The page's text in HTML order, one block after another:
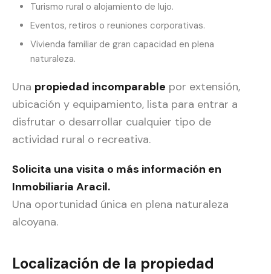
Turismo rural o alojamiento de lujo.
Eventos, retiros o reuniones corporativas.
Vivienda familiar de gran capacidad en plena
naturaleza.
Una propiedad incomparable por extensión,
ubicación y equipamiento, lista para entrar a
disfrutar o desarrollar cualquier tipo de
actividad rural o recreativa.
Solicita una visita o más información en
Inmobiliaria Aracil.
Una oportunidad única en plena naturaleza
alcoyana.
Localización de la propiedad